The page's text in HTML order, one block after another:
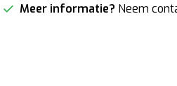
Meer informatie? Neem